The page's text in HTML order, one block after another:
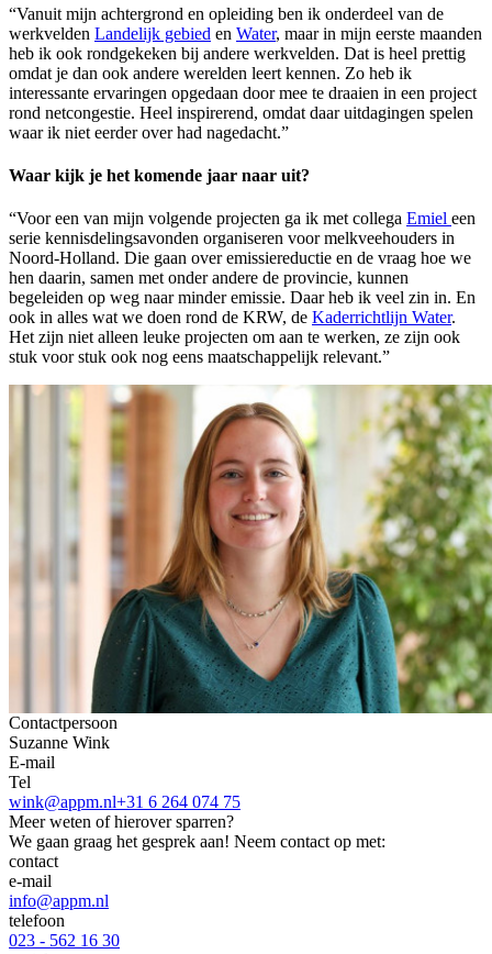
“Vanuit mijn achtergrond en opleiding ben ik onderdeel van de
werkvelden Landelijk gebied en Water, maar in mijn eerste maanden
heb ik ook rondgekeken bij andere werkvelden. Dat is heel prettig
omdat je dan ook andere werelden leert kennen. Zo heb ik
interessante ervaringen opgedaan door mee te draaien in een project
rond netcongestie. Heel inspirerend, omdat daar uitdagingen spelen
waar ik niet eerder over had nagedacht.”
Waar kijk je het komende jaar naar uit?
“Voor een van mijn volgende projecten ga ik met collega Emiel een
serie kennisdelingsavonden organiseren voor melkveehouders in
Noord-Holland. Die gaan over emissiereductie en de vraag hoe we
hen daarin, samen met onder andere de provincie, kunnen
begeleiden op weg naar minder emissie. Daar heb ik veel zin in. En
ook in alles wat we doen rond de KRW, de Kaderrichtlijn Water.
Het zijn niet alleen leuke projecten om aan te werken, ze zijn ook
stuk voor stuk ook nog eens maatschappelijk relevant.”
Contactpersoon
Suzanne Wink
E-mail
Tel
wink@appm.nl+31 6 264 074 75
Meer weten of hierover sparren?
We gaan graag het gesprek aan! Neem contact op met:
contact
e-mail
info@appm.nl
telefoon
023 - 562 16 30